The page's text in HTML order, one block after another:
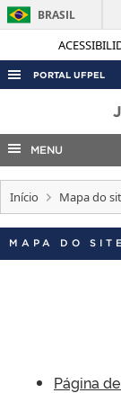
BRASIL
PORTAL UFPEL
ACESSO À
AUDITORIA
COBALTO
CONCURSOS
EDITAIS
INTERNACIONAL
MENU
Início Mapa do
MAPA DO SITE
Página